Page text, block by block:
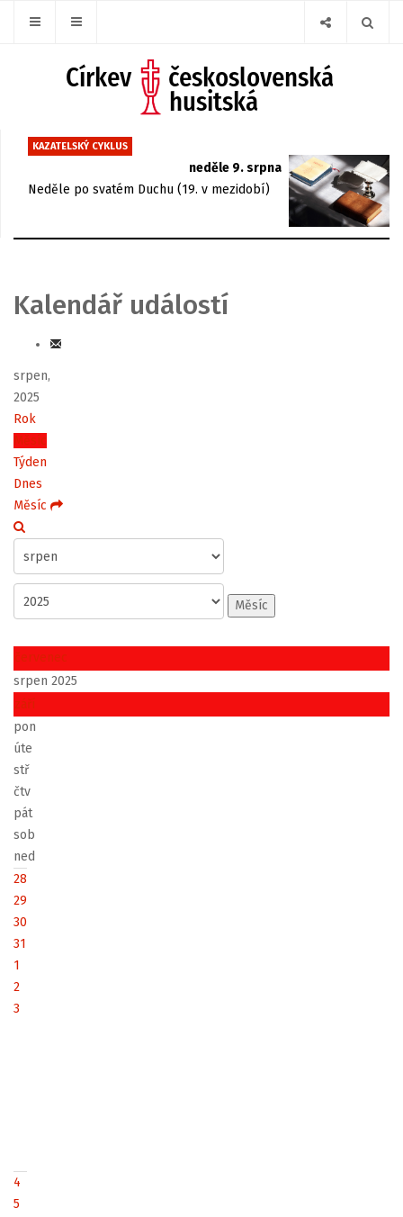
KAZATELSKÝ CYKLUS
neděle 9. srpna
Neděle po svatém Duchu (19. v mezidobí)
Kalendář událostí
srpen,
2025
Rok
Měsíc
Týden
Dnes
Měsíc
Měsíc
červenec
srpen 2025
září
pon
úte
stř
čtv
pát
sob
ned
28
29
30
31
1
2
3
4
5